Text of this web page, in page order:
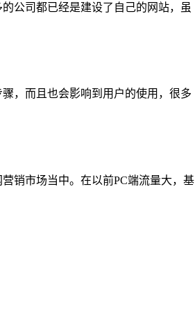
公司都已经是建设了自己的网站，虽
，而且也会影响到用户的使用，很多
销市场当中。在以前PC端流量大，基